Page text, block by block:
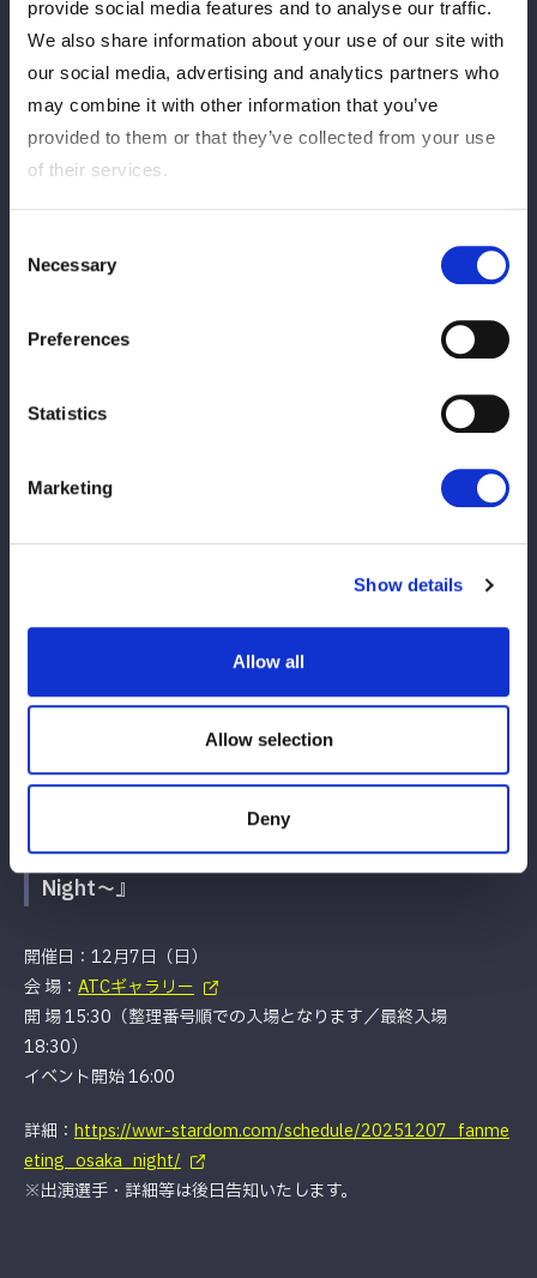
provide social media features and to analyse our traffic.
We also share information about your use of our site with
our social media, advertising and analytics partners who
may combine it with other information that you’ve
provided to them or that they’ve collected from your use
of their services.
Selection
Necessary
Preferences
Statistics
Marketing
Show details
Allow all
Allow selection
Deny
開催日：12月6日（土）
会 場：ヒルトン名古屋
開 場 16:30（整理番号順での入場となります／最終入場
19:30）
イベント開始 17:00
eting_nagoya_night/
『STARDOM Fan Meeting 2025 in OSAKA ～Day
開催日：12月7日（日）
イベント開始 11:00
eting_osaka_day/
※出演選手・詳細等は後日告知いたします。
『STARDOM Fan Meeting 2025 in OSAKA ～
Night～』
開催日：12月7日（日）
会 場： ATCギャラリー
開 場 15:30（整理番号順での入場となります／最終入場
18:30）
イベント開始 16:00
詳細： https://wwr-stardom.com/schedule/20251207_fanme
eting_osaka_night/
※出演選手・詳細等は後日告知いたします。